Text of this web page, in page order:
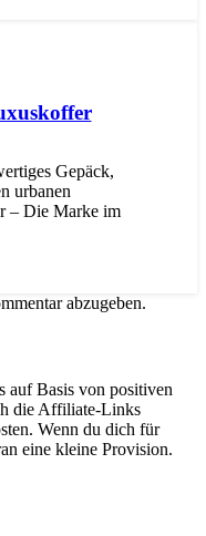
Gepäck,
urbanen
– Die Marke im
abzugeben.
auf Basis von positiven
die Affiliate-Links
Wenn du dich für
eine kleine Provision.